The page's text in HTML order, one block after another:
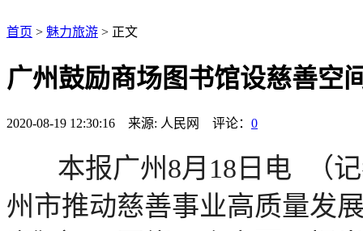
首页 > 魅力旅游 > 正文
广州鼓励商场图书馆设慈善空
2020-08-19 12:30:16 来源: 人民网 评论： 0
本报广州8月18日电 （记
州市推动慈善事业高质量发